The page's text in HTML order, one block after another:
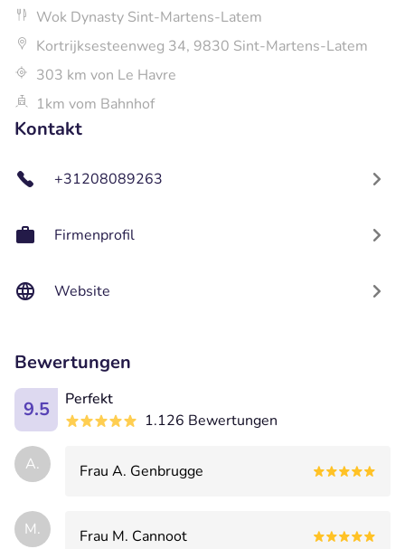
Wok Dynasty Sint-Martens-Latem
Kortrijksesteenweg 34, 9830 Sint-Martens-Latem
303 km von Le Havre
1km vom Bahnhof
Kontakt
+31208089263
Firmenprofil
Website
Bewertungen
9.5
Perfekt
1.126 Bewertungen
A. Frau A. Genbrugge
M.
Frau M. Cannoot